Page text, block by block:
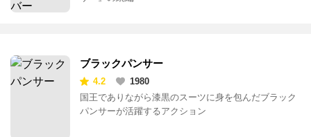
ブラックパンサー
4.2
1980
国王でありながら漆黒のスーツに身を包んだブラック
パンサーが活躍するアクション